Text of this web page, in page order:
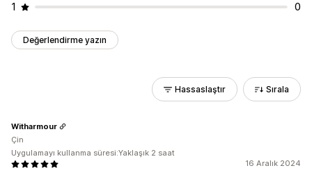
1
0
Değerlendirme yazın
Hassaslaştır Sırala
16 Aralık 2024
Witharmour
Çin
Uygulamayı kullanma süresi:Yaklaşık 2 saat